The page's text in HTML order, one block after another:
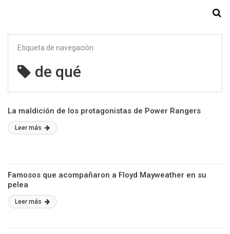
Etiqueta de navegación
de qué
La maldición de los protagonistas de Power Rangers
Leer más
Famosos que acompañaron a Floyd Mayweather en su
pelea
Leer más